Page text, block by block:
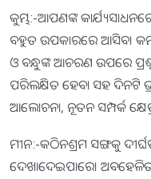
କୁମ୍ଭ:-ଆପଣଙ୍କ
ବହୁତ ଉପକାରରେ ଆସିବ।
ଓ ବନ୍ଧୁଙ୍କ ଆଚରଣ ଉପରେ
ପରିଲକ୍ଷିତ ହେବା ସହ ଦିନଟି
ଆଲୋଚନା, ନୂତନ ସମ୍ପର୍କ
ମୀନ:-କଠିନଶ୍ରମ ସଙ୍ଗକୁ
ଦେଖାଦେଇପାରେ।